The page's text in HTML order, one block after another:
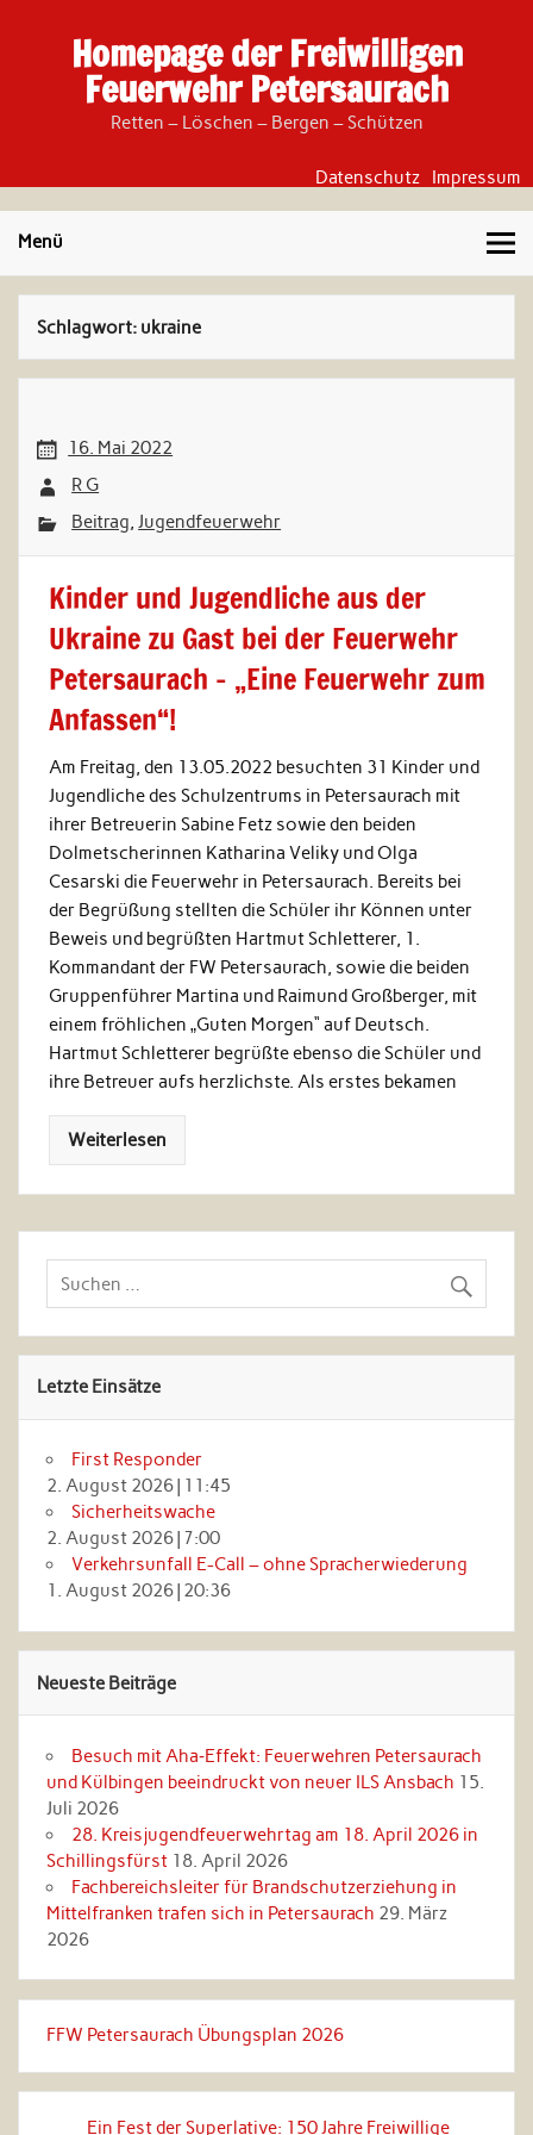
Homepage der Freiwilligen
Feuerwehr Petersaurach
Retten – Löschen – Bergen – Schützen
Datenschutz Impressum
Menü
Schlagwort: ukraine
16. Mai 2022
R G
Beitrag,Jugendfeuerwehr
Kinder und Jugendliche aus der
Ukraine zu Gast bei der Feuerwehr
Petersaurach – „Eine Feuerwehr zum
Anfassen“!
Am Freitag, den 13.05.2022 besuchten 31 Kinder und
Jugendliche des Schulzentrums in Petersaurach mit
ihrer Betreuerin Sabine Fetz sowie den beiden
Dolmetscherinnen Katharina Veliky und Olga
Cesarski die Feuerwehr in Petersaurach. Bereits bei
der Begrüßung stellten die Schüler ihr Können unter
Beweis und begrüßten Hartmut Schletterer, 1.
Kommandant der FW Petersaurach, sowie die beiden
Gruppenführer Martina und Raimund Großberger, mit
einem fröhlichen „Guten Morgen“ auf Deutsch.
Hartmut Schletterer begrüßte ebenso die Schüler und
ihre Betreuer aufs herzlichste. Als erstes bekamen
Weiterlesen
Letzte Einsätze
First Responder
2. August 2026| 11:45
Sicherheitswache
2. August 2026| 7:00
Verkehrsunfall E-Call – ohne Spracherwiederung
1. August 2026| 20:36
Neueste Beiträge
Besuch mit Aha‑Effekt: Feuerwehren Petersaurach
und Külbingen beeindruckt von neuer ILS Ansbach 15.
Juli 2026
28. Kreisjugendfeuerwehrtag am 18. April 2026 in
Schillingsfürst 18. April 2026
Fachbereichsleiter für Brandschutzerziehung in
Mittelfranken trafen sich in Petersaurach 29. März
2026
FFW Petersaurach Übungsplan 2026
Ein Fest der Superlative: 150 Jahre Freiwillige